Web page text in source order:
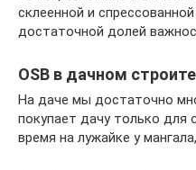
склеенной и
достаточной долей
OSB в дачном
На даче мы достаточно
покупает дачу только для
время на лужайке у